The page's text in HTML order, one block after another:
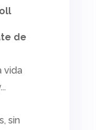
de
vida
sin